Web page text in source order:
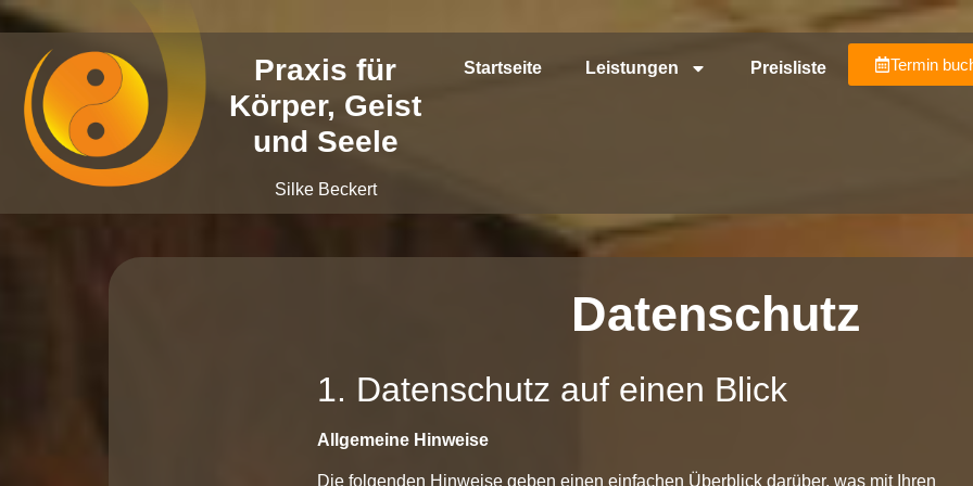
Praxis für
Körper, Geist
und Seele
Silke Beckert
Startseite Leistungen Preisliste Termin
Datenschutz
1. Datenschutz auf einen Blick
Allgemeine Hinweise
Die folgenden Hinweise geben einen einfachen Überblick darüber, was mit Ihren